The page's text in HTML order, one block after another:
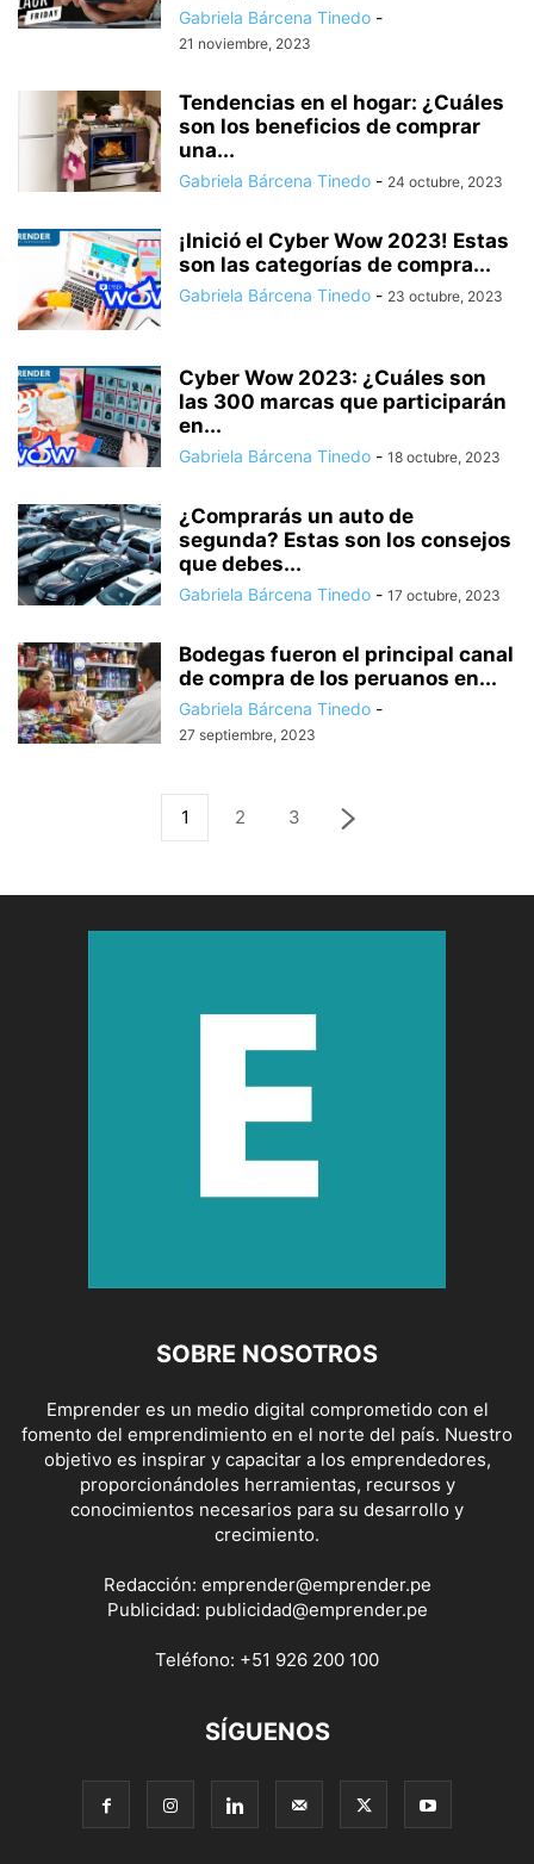
Gabriela Bárcena Tinedo -
21 noviembre, 2023
Tendencias en el hogar: ¿Cuáles
son los beneficios de comprar
una...
Gabriela Bárcena Tinedo - 24 octubre, 2023
¡Inició el Cyber Wow 2023! Estas
son las categorías de compra...
Gabriela Bárcena Tinedo - 23 octubre, 2023
Cyber Wow 2023: ¿Cuáles son
las 300 marcas que participarán
en...
Gabriela Bárcena Tinedo - 18 octubre, 2023
¿Comprarás un auto de
segunda? Estas son los consejos
que debes...
Gabriela Bárcena Tinedo - 17 octubre, 2023
Bodegas fueron el principal canal
de compra de los peruanos en...
Gabriela Bárcena Tinedo -
27 septiembre, 2023
1 2 3
SOBRE NOSOTROS
Emprender es un medio digital comprometido con el
fomento del emprendimiento en el norte del país. Nuestro
objetivo es inspirar y capacitar a los emprendedores,
proporcionándoles herramientas, recursos y
conocimientos necesarios para su desarrollo y
crecimiento.
Redacción: emprender@emprender.pe
Publicidad: publicidad@emprender.pe
Teléfono: +51 926 200 100
SÍGUENOS